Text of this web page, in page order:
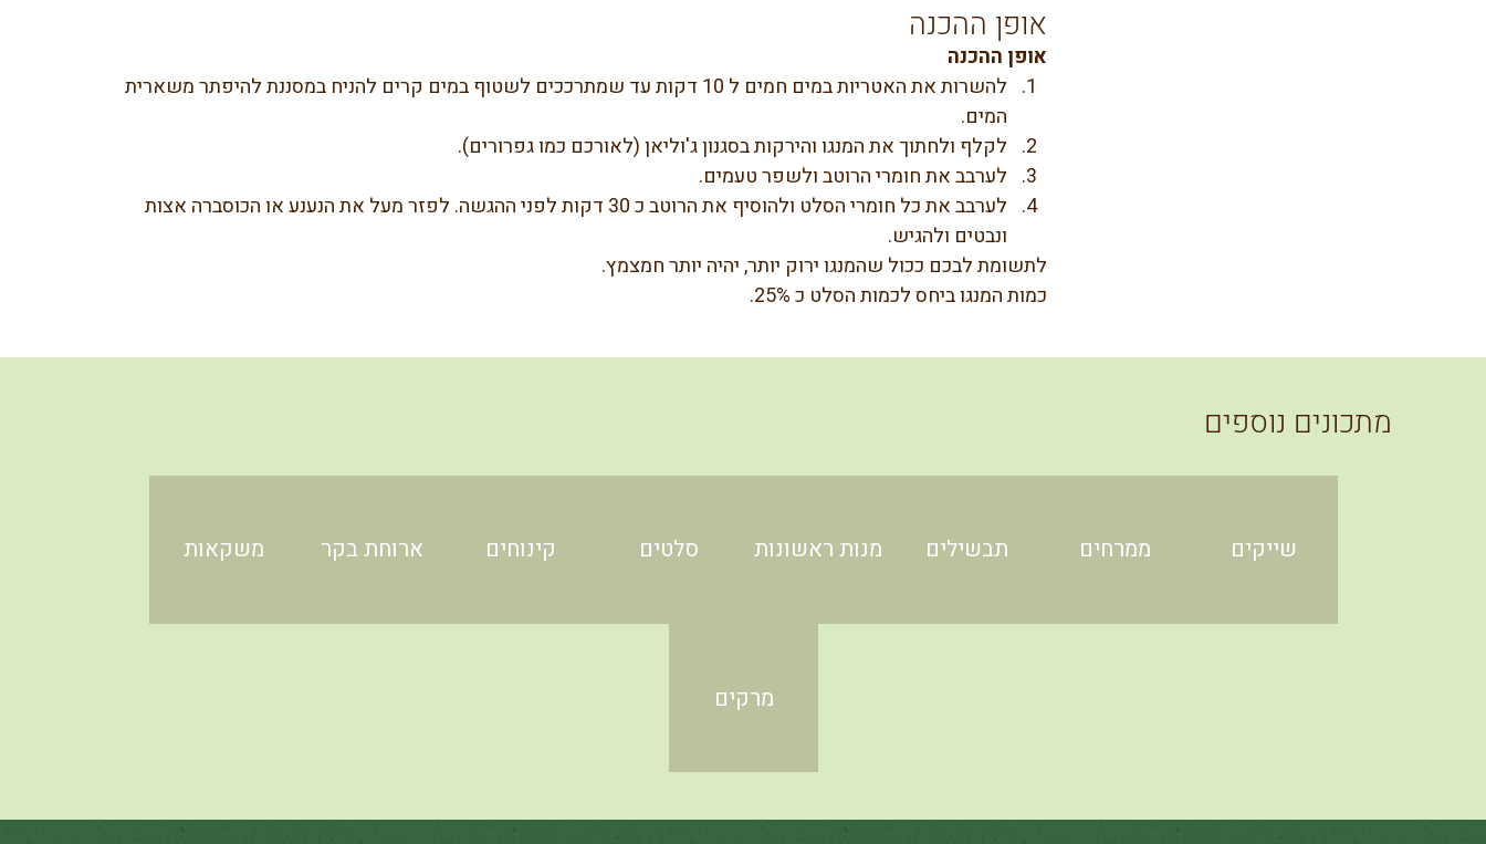
אופן ההכנה
אופן ההכנה
להשרות את האטריות במים חמים ל 10 דקות עד שמתרככים לשטוף במים קרים להניח במסננת להיפתר משארית
המים.
לקלף ולחתוך את המנגו והירקות בסגנון ג'וליאן (לאורכם כמו גפרורים).
לערבב את חומרי הרוטב ולשפר טעמים.
לערבב את כל חומרי הסלט ולהוסיף את הרוטב כ 30 דקות לפני ההגשה. לפזר מעל את הנענע או הכוסברה אצות
ונבטים ולהגיש.
לתשומת לבכם ככול שהמנגו ירוק יותר, יהיה יותר חמצמץ.
כמות המנגו ביחס לכמות הסלט כ 25%.
מתכונים נוספים
שייקים ממרחים תבשילים מנות ראשונות סלטים קינוחים ארוחת בקר משקאות
מרקים